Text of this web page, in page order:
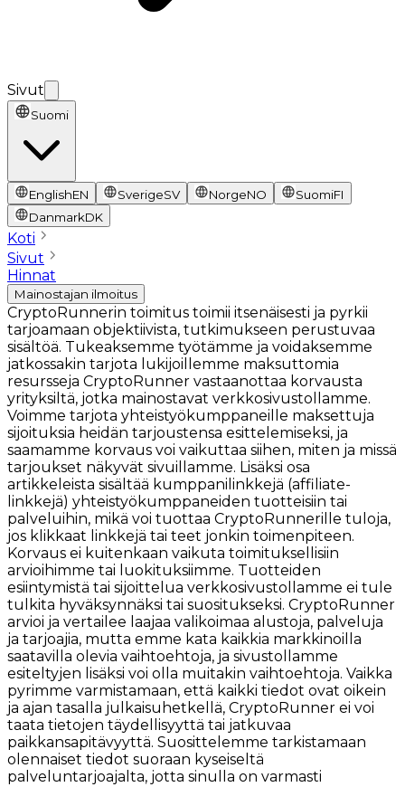
Sivut
Suomi
EnglishEN SverigeSV NorgeNO SuomiFI
DanmarkDK
Koti
Sivut
Hinnat
Mainostajan ilmoitus
CryptoRunnerin toimitus toimii itsenäisesti ja pyrkii
tarjoamaan objektiivista, tutkimukseen perustuvaa
sisältöä. Tukeaksemme työtämme ja voidaksemme
jatkossakin tarjota lukijoillemme maksuttomia
resursseja CryptoRunner vastaanottaa korvausta
yrityksiltä, jotka mainostavat verkkosivustollamme.
Voimme tarjota yhteistyökumppaneille maksettuja
sijoituksia heidän tarjoustensa esittelemiseksi, ja
saamamme korvaus voi vaikuttaa siihen, miten ja missä
tarjoukset näkyvät sivuillamme. Lisäksi osa
artikkeleista sisältää kumppanilinkkejä (affiliate-
linkkejä) yhteistyökumppaneiden tuotteisiin tai
palveluihin, mikä voi tuottaa CryptoRunnerille tuloja,
jos klikkaat linkkejä tai teet jonkin toimenpiteen.
Korvaus ei kuitenkaan vaikuta toimituksellisiin
arvioihimme tai luokituksiimme. Tuotteiden
esiintymistä tai sijoittelua verkkosivustollamme ei tule
tulkita hyväksynnäksi tai suositukseksi. CryptoRunner
arvioi ja vertailee laajaa valikoimaa alustoja, palveluja
ja tarjoajia, mutta emme kata kaikkia markkinoilla
saatavilla olevia vaihtoehtoja, ja sivustollamme
esiteltyjen lisäksi voi olla muitakin vaihtoehtoja. Vaikka
pyrimme varmistamaan, että kaikki tiedot ovat oikein
ja ajan tasalla julkaisuhetkellä, CryptoRunner ei voi
taata tietojen täydellisyyttä tai jatkuvaa
paikkansapitävyyttä. Suosittelemme tarkistamaan
olennaiset tiedot suoraan kyseiseltä
palveluntarjoajalta, jotta sinulla on varmasti